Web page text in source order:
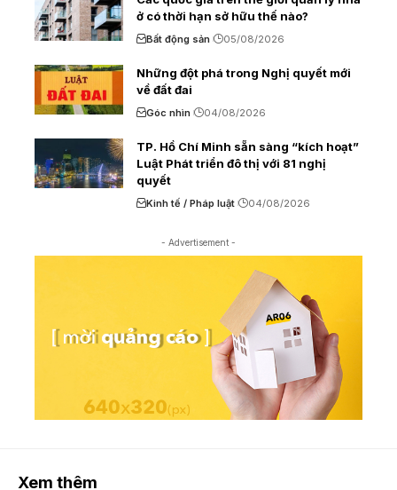
ở có thời hạn sở hữu thế nào?
Bất động sản 05/08/2026
Những đột phá trong Nghị quyết mới
về đất đai
Góc nhìn 04/08/2026
TP. Hồ Chí Minh sẵn sàng “kích hoạt”
Luật Phát triển đô thị với 81 nghị
quyết
Kinh tế / Pháp luật 04/08/2026
- Advertisement -
Xem thêm